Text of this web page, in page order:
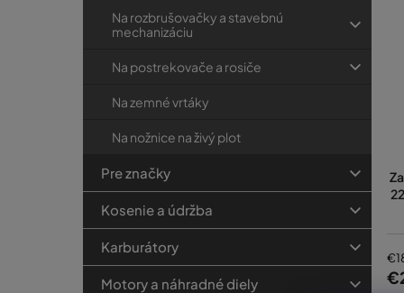
Na rozbrušovačky a stavebnú
mechanizáciu
Na postrekovače a rosiče
Na zemné vrtáky
Na nožnice na živý plot
Pre značky
Kosenie a údržba
Karburátory
Motory a náhradné diely